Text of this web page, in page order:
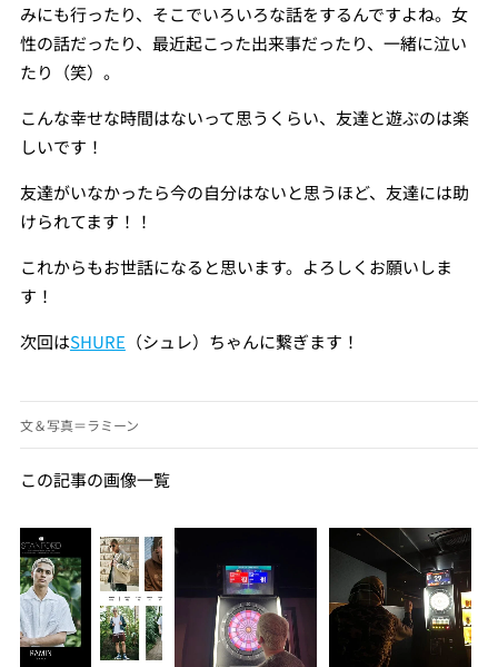
みにも行ったり、そこでいろいろな話をするんですよね。女
性の話だったり、最近起こった出来事だったり、一緒に泣い
たり（笑）。
こんな幸せな時間はないって思うくらい、友達と遊ぶのは楽
しいです！
友達がいなかったら今の自分はないと思うほど、友達には助
けられてます！！
これからもお世話になると思います。よろしくお願いしま
す！
次回はSHURE （シュレ）ちゃんに繋ぎます！
文＆写真＝ラミーン
この記事の画像一覧